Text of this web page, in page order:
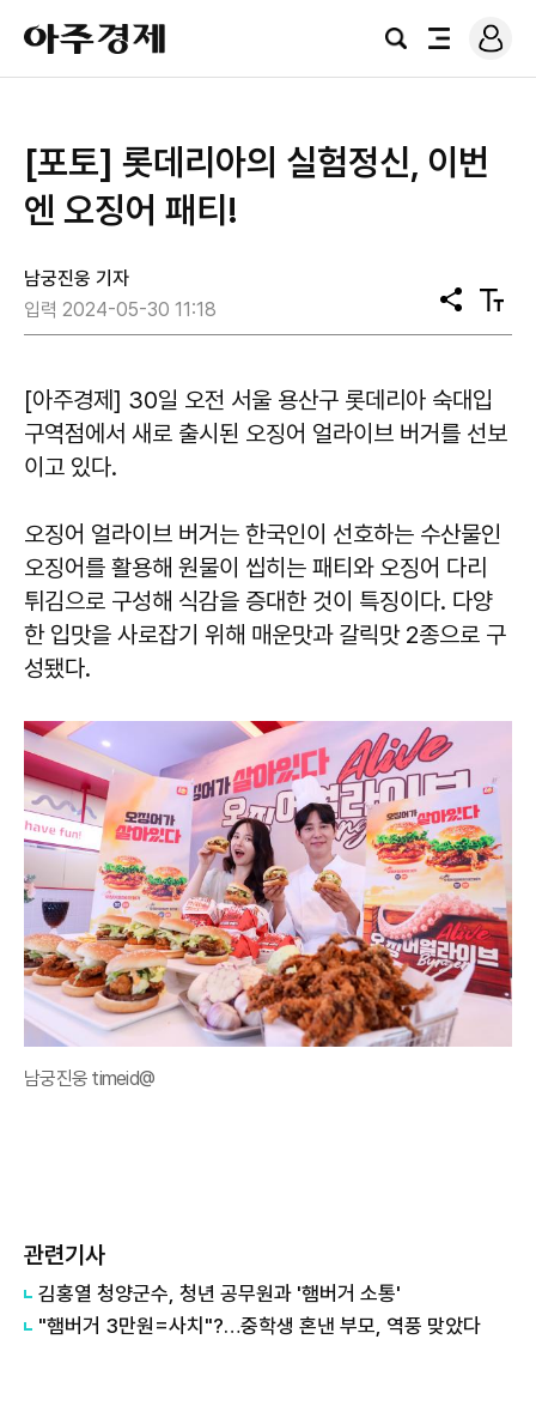
아
주
경
검
전
로
그
[포토] 롯데리아의 실험정신, 이번
엔 오징어 패티!
남궁진웅 기자
입력 2024-05-30 11:18
공
유
텍
스
[아주경제] 30일 오전 서울 용산구 롯데리아 숙대입
구역점에서 새로 출시된 오징어 얼라이브 버거를 선보
이고 있다.
오징어 얼라이브 버거는 한국인이 선호하는 수산물인
오징어를 활용해 원물이 씹히는 패티와 오징어 다리
튀김으로 구성해 식감을 증대한 것이 특징이다. 다양
한 입맛을 사로잡기 위해 매운맛과 갈릭맛 2종으로 구
성됐다.
남궁진웅 timeid@
관련기사
김홍열 청양군수, 청년 공무원과 '햄버거 소통'
"햄버거 3만원=사치"?…중학생 혼낸 부모, 역풍 맞았다